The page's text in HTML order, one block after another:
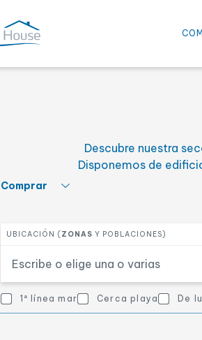
Selecciona el número
DORMITORIOS
Otras características
OTRAS CARACTERÍSTICAS
Vistas mar
Cerca playa
Casa de pueblo
Descubre nuestra
Disponemos de
Selecciona qué quieres hacer
Comprar
Selecciona una o más zonas
UBICACIÓN (ZONAS Y POBLACIONES)
Otras características
1ª línea mar Cerca playa De